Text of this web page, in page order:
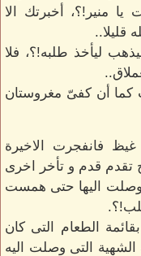
منير!؟، أخبرتك الا
قليلا..
ليأخذ طلبه!؟، فلا
كما أن كفىّ مغروستان
فانفجرت الاخيرة
تقدم قدم و تأخر اخرى
وصلت اليها حتى همست
الطعام التى كان
التى وصلت اليه